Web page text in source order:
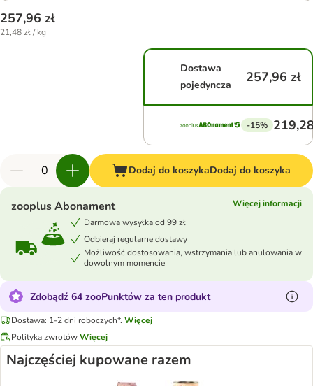
257,96 zł
21,48 zł / kg
Dostawa
pojedyncza
257,96 zł
-15%
Dodaj do koszykaDodaj do koszyka
zooplus Abonament
Więcej informacji
Darmowa wysyłka od 99 zł
Odbieraj regularne dostawy
Możliwość dostosowania, wstrzymania lub anulowania w
dowolnym momencie
Zdobądź 64 zooPunktów za ten produkt
Dostawa: 1-2 dni roboczych*. Więcej
Polityka zwrotówWięcej
Najczęściej kupowane razem